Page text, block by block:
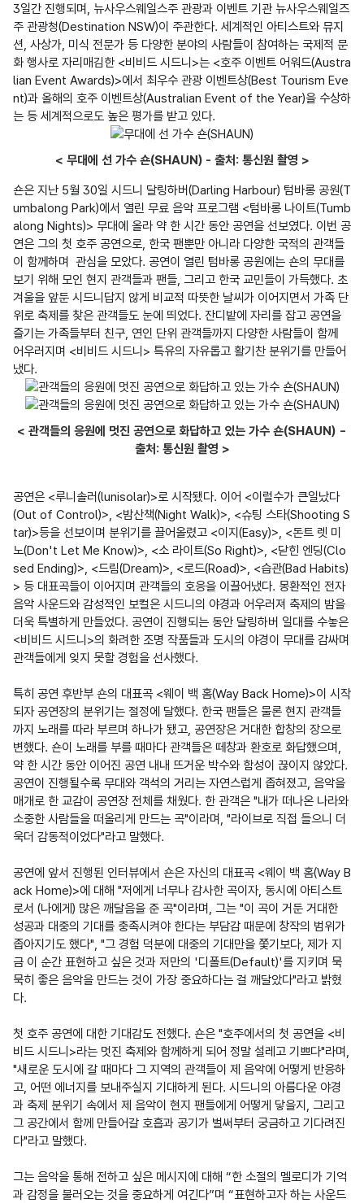
3일간 진행되며, 뉴사우스웨일스주 관광과 이벤트 기관 뉴사우스웨일즈
주 관광청(Destination NSW)이 주관한다. 세계적인 아티스트와 뮤지
션, 사상가, 미식 전문가 등 다양한 분야의 사람들이 참여하는 국제적 문
화 행사로 자리매김한 <비비드 시드니>는 <호주 이벤트 어워드(Austra
lian Event Awards)>에서 최우수 관광 이벤트상(Best Tourism Eve
nt)과 올해의 호주 이벤트상(Australian Event of the Year)을 수상하
< 무대에 선 가수 숀(SHAUN) - 출처: 통신원 촬영 >
숀은 지난 5월 30일 시드니 달링하버(Darling Harbour) 텀바롱 공원(T
umbalong Park)에서 열린 무료 음악 프로그램 <텀바롱 나이트(Tumb
along Nights)> 무대에 올라 약 한 시간 동안 공연을 선보였다. 이번 공
연은 그의 첫 호주 공연으로, 한국 팬뿐만 아니라 다양한 국적의 관객들
이 함께하며  관심을 모았다. 공연이 열린 텀바롱 공원에는 숀의 무대를
보기 위해 모인 현지 관객들과 팬들, 그리고 한국 교민들이 가득했다. 초
겨울을 앞둔 시드니답지 않게 비교적 따뜻한 날씨가 이어지면서 가족 단
위로 축제를 찾은 관객들도 눈에 띄었다. 잔디밭에 자리를 잡고 공연을
즐기는 가족들부터 친구, 연인 단위 관객들까지 다양한 사람들이 함께
어우러지며 <비비드 시드니> 특유의 자유롭고 활기찬 분위기를 만들어
< 관객들의 응원에 멋진 공연으로 화답하고 있는 가수 숀(SHAUN) -
출처: 통신원 촬영 >
공연은 <루니솔러(lunisolar)>로 시작됐다. 이어 <이럴수가 큰일났다
(Out of Control)>, <밤산책(Night Walk)>, <슈팅 스타(Shooting S
tar)>등을 선보이며 분위기를 끌어올렸고 <이지(Easy)>, <돈트 렛 미
노(Don't Let Me Know)>, <소 라이트(So Right)>, <닫힌 엔딩(Clo
sed Ending)>, <드림(Dream)>, <로드(Road)>, <습관(Bad Habits)
> 등 대표곡들이 이어지며 관객들의 호응을 이끌어냈다. 몽환적인 전자
음악 사운드와 감성적인 보컬은 시드니의 야경과 어우러져 축제의 밤을
더욱 특별하게 만들었다. 공연이 진행되는 동안 달링하버 일대를 수놓은
<비비드 시드니>의 화려한 조명 작품들과 도시의 야경이 무대를 감싸며
관객들에게 잊지 못할 경험을 선사했다.
특히 공연 후반부 숀의 대표곡 <웨이 백 홈(Way Back Home)>이 시작
되자 공연장의 분위기는 절정에 달했다. 한국 팬들은 물론 현지 관객들
까지 노래를 따라 부르며 하나가 됐고, 공연장은 거대한 합창의 장으로
변했다. 숀이 노래를 부를 때마다 관객들은 떼창과 환호로 화답했으며,
약 한 시간 동안 이어진 공연 내내 뜨거운 박수와 함성이 끊이지 않았다.
공연이 진행될수록 무대와 객석의 거리는 자연스럽게 좁혀졌고, 음악을
매개로 한 교감이 공연장 전체를 채웠다. 한 관객은 "내가 떠나온 나라와
소중한 사람들을 떠올리게 만드는 곡"이라며, "라이브로 직접 들으니 더
욱더 감동적이었다"라고 말했다.
공연에 앞서 진행된 인터뷰에서 숀은 자신의 대표곡 <웨이 백 홈(Way B
ack Home)>에 대해 "저에게 너무나 감사한 곡이자, 동시에 아티스트
로서 (나에게) 많은 깨달음을 준 곡"이라며, 그는 "이 곡이 거둔 거대한
성공과 대중의 기대를 충족시켜야 한다는 부담감 때문에 창작의 범위가
좁아지기도 했다", "그 경험 덕분에 대중의 기대만을 쫓기보다, 제가 지
금 이 순간 표현하고 싶은 것과 저만의 '디폴트(Default)'를 지키며 묵
묵히 좋은 음악을 만드는 것이 가장 중요하다는 걸 깨달았다"라고 밝혔
다.
첫 호주 공연에 대한 기대감도 전했다. 숀은 "호주에서의 첫 공연을 <비
비드 시드니>라는 멋진 축제와 함께하게 되어 정말 설레고 기쁘다"라며,
"새로운 도시에 갈 때마다 그 지역의 관객들이 제 음악에 어떻게 반응하
고, 어떤 에너지를 보내주실지 기대하게 된다. 시드니의 아름다운 야경
과 축제 분위기 속에서 제 음악이 현지 팬들에게 어떻게 닿을지, 그리고
그 공간에서 함께 만들어갈 호흡과 공기가 벌써부터 궁금하고 기다려진
다"라고 말했다.
그는 음악을 통해 전하고 싶은 메시지에 대해 “한 소절의 멜로디가 기억
과 감정을 불러오는 것을 중요하게 여긴다”며 “표현하고자 하는 사운드